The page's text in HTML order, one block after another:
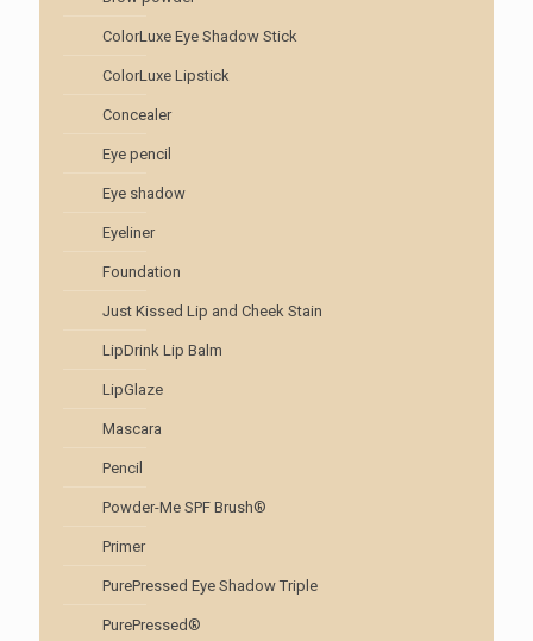
ColorLuxe Eye Shadow Stick
ColorLuxe Lipstick
Concealer
Eye pencil
Eye shadow
Eyeliner
Foundation
Just Kissed Lip and Cheek Stain
LipDrink Lip Balm
LipGlaze
Mascara
Pencil
Powder-Me SPF Brush®
Primer
PurePressed Eye Shadow Triple
PurePressed®